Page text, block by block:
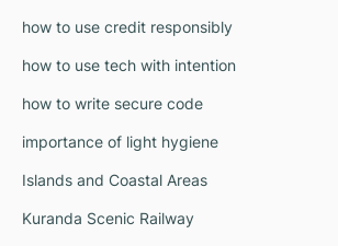
how to use credit responsibly
how to use tech with intention
how to write secure code
importance of light hygiene
Islands and Coastal Areas
Kuranda Scenic Railway